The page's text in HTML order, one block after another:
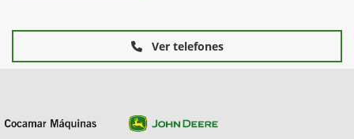
Ver telefones